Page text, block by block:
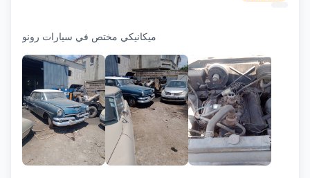
ميكانيكي مختص في سيارات رونو